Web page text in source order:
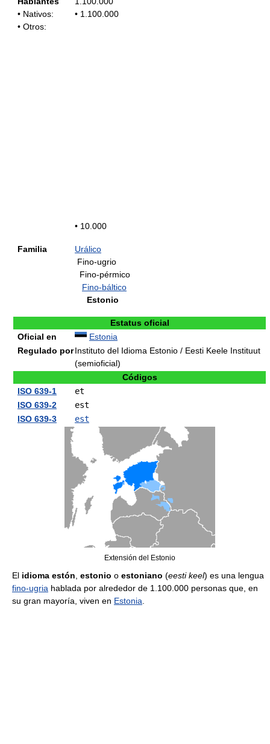
• Nativos:
• Otros:
• 1.100.000
• 10.000
Familia
Urálico
Fino-ugrio
Fino-pérmico
Fino-báltico
Estonio
Estatus oficial
Oficial en
Estonia
Regulado porInstituto del Idioma Estonio / Eesti Keele Instituut
(semioficial)
Códigos
ISO 639-1
et
ISO 639-2
est
ISO 639-3
est
Extensión del Estonio
El idioma estón estonio o estoniano (eesti keel) es una lengua
fino-ugria hablada por alrededor de 1.100.000 personas que, en
su gran mayoría, viven en Estonia